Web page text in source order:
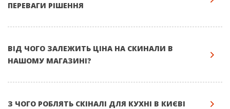
ПЕРЕВАГИ РІШЕННЯ
ВІД ЧОГО ЗАЛЕЖИТЬ ЦІНА НА СКИНАЛИ В
НАШОМУ МАГАЗИНІ?
З ЧОГО РОБЛЯТЬ СКІНАЛІ ДЛЯ КУХНІ В КИЄВІ